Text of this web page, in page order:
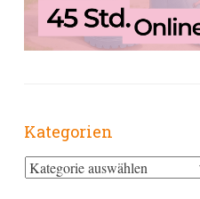
Kategorien
Kategorien